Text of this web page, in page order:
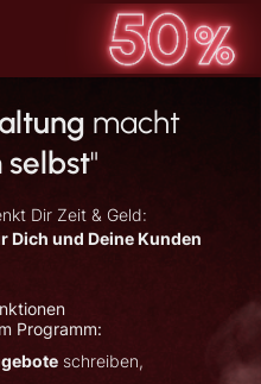
macht
selbst"
Dir Zeit & Geld:
Dich und Deine Kunden
Programm:
schreiben,